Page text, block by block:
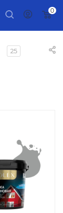
0
25